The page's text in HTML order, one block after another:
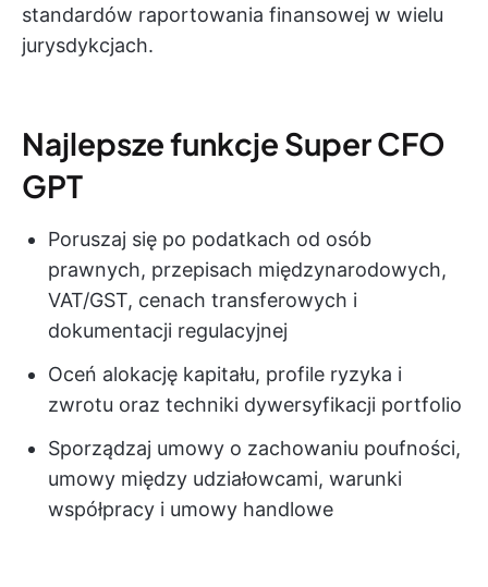
standardów raportowania finansowej w wielu
jurysdykcjach.
Najlepsze funkcje Super CFO
GPT
Poruszaj się po podatkach od osób
prawnych, przepisach międzynarodowych,
VAT/GST, cenach transferowych i
dokumentacji regulacyjnej
Oceń alokację kapitału, profile ryzyka i
zwrotu oraz techniki dywersyfikacji portfolio
Sporządzaj umowy o zachowaniu poufności,
umowy między udziałowcami, warunki
współpracy i umowy handlowe